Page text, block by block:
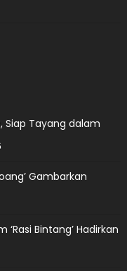
Siap Tayang dalam
Gambarkan
Bintang’ Hadirkan